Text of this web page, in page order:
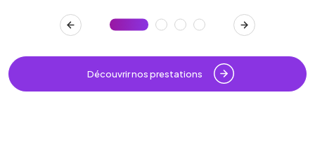
Découvrir nos prestations